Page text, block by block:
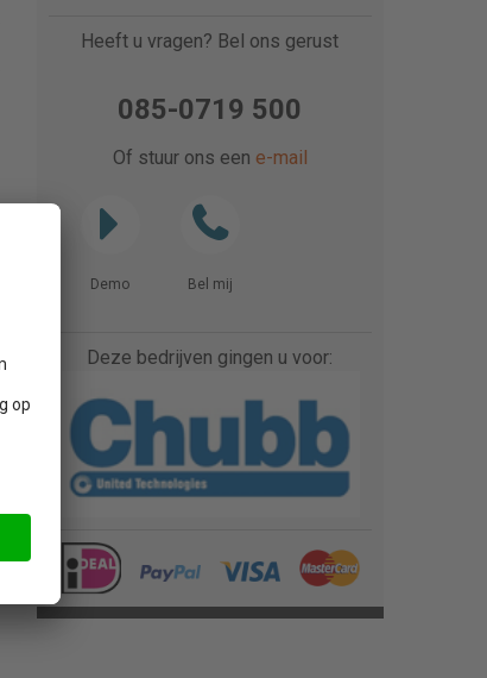
Heeft u vragen? Bel ons gerust
085-0719 500
Of stuur ons een e-mail
Demo Bel mij
Deze bedrijven gingen u voor: